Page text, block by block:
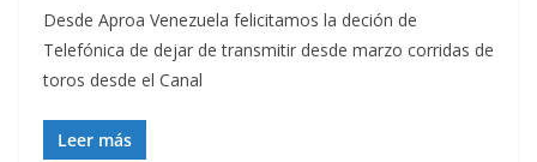
Desde Aproa Venezuela felicitamos la deción de
Telefónica de dejar de transmitir desde marzo corridas de
toros desde el Canal
Leer más